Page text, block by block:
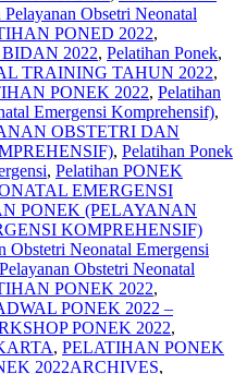
Pelayanan Obsetri Neonatal
PONED 2022,
2022, Pelatihan Ponek,
TRAINING TAHUN 2022,
PONEK 2022, Pelatihan
Emergensi Komprehensif),
OBSTETRI DAN
, Pelatihan Ponek
, Pelatihan PONEK
EMERGENSI
PONEK (PELAYANAN
KOMPREHENSIF)
Obstetri Neonatal Emergensi
Obstetri Neonatal
PONEK 2022,
PONEK 2022 –
PONEK 2022,
, PELATIHAN PONEK
2022ARCHIVES,